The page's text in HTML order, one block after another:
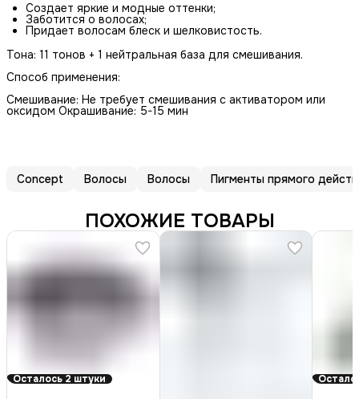
Создает яркие и модные оттенки;
Заботится о волосах;
Придает волосам блеск и шелковистость.
Тона: 11 тонов + 1 нейтральная база для смешивания.
Способ применения:
Смешивание: Не требует смешивания с активатором или
оксидом Окрашивание: 5-15 мин
Concept Волосы Волосы Пигменты прямого
ПОХОЖИЕ ТОВАРЫ
Осталось 2 штуки